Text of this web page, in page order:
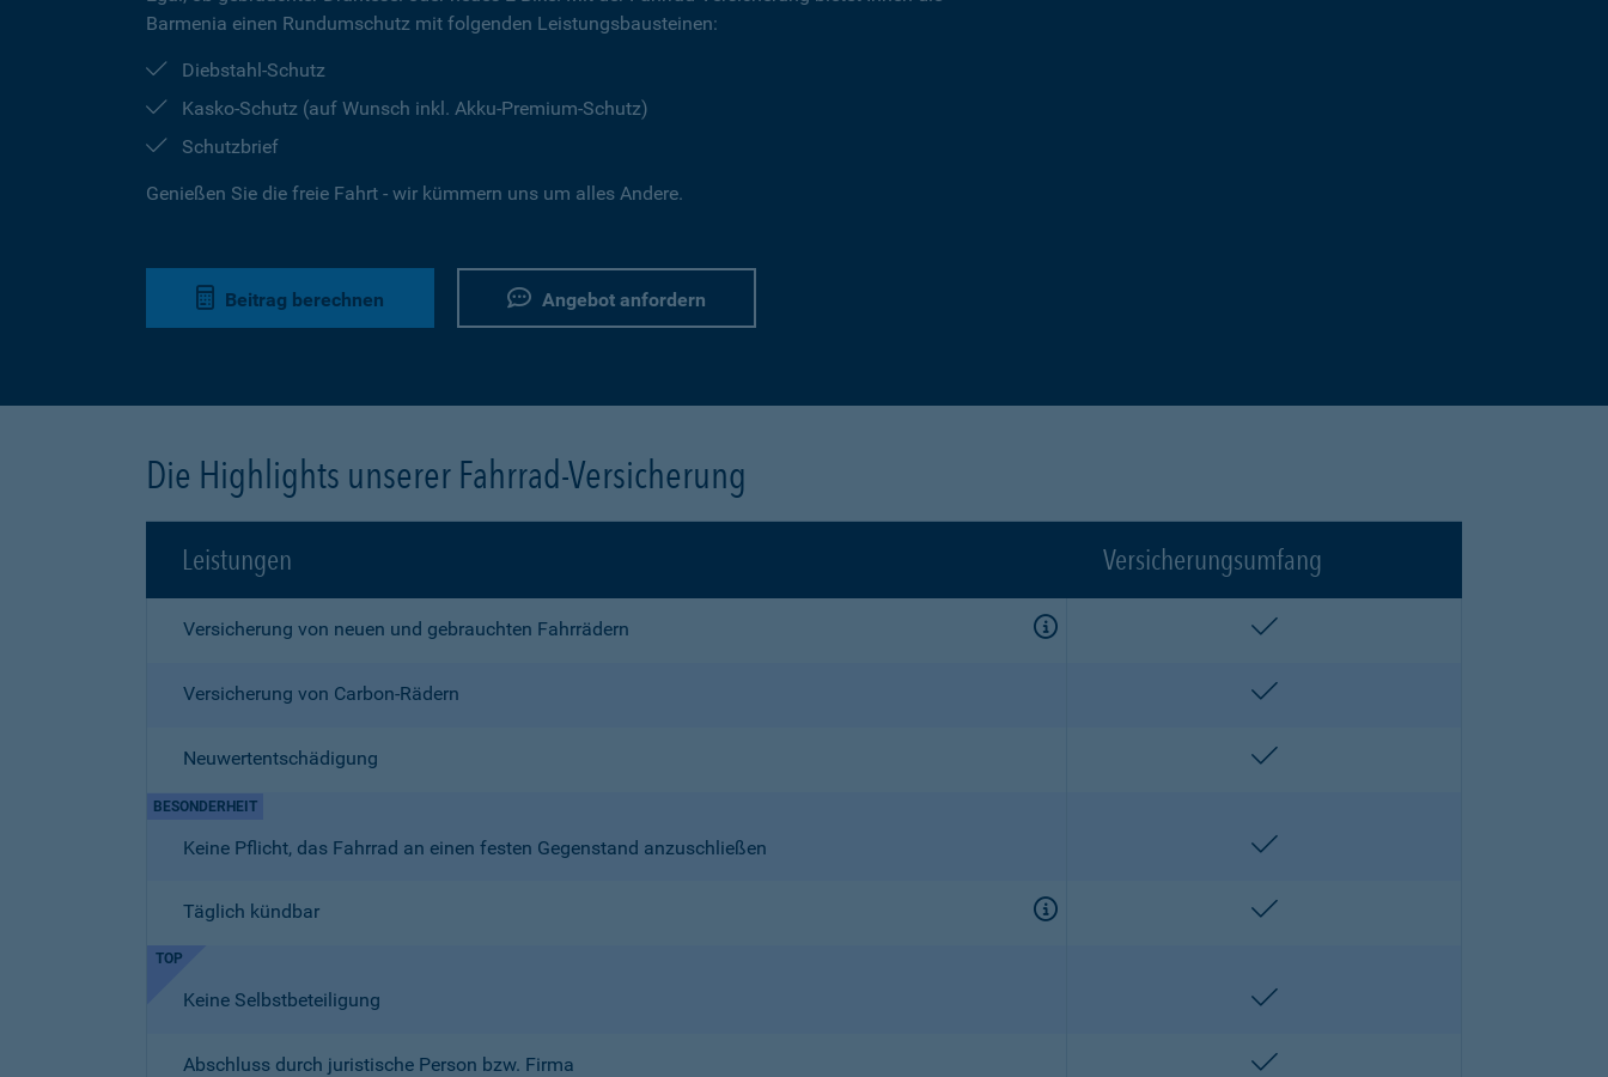
Barmenia einen Rundumschutz mit folgenden Leistungsbausteinen:
Diebstahl-Schutz
Kasko-Schutz (auf Wunsch inkl. Akku-Premium-Schutz)
Schutzbrief
Genießen Sie die freie Fahrt - wir kümmern uns um alles Andere.
Beitrag berechnen Angebot anfordern
Die Highlights unserer Fahrrad-Versicherung
Leistungen Versicherungsumfang
Versicherung von neuen und gebrauchten Fahrrädern enthalten
Versicherung von Carbon-Rädern enthalten
Neuwertentschädigung enthalten
Keine Pflicht, das Fahrrad an einen festen Gegenstand anzuschließen
BESONDERHEIT
enthalten
Täglich kündbar enthalten
TOP
Keine Selbstbeteiligung enthalten
Abschluss durch juristische Person bzw. Firma enthalten